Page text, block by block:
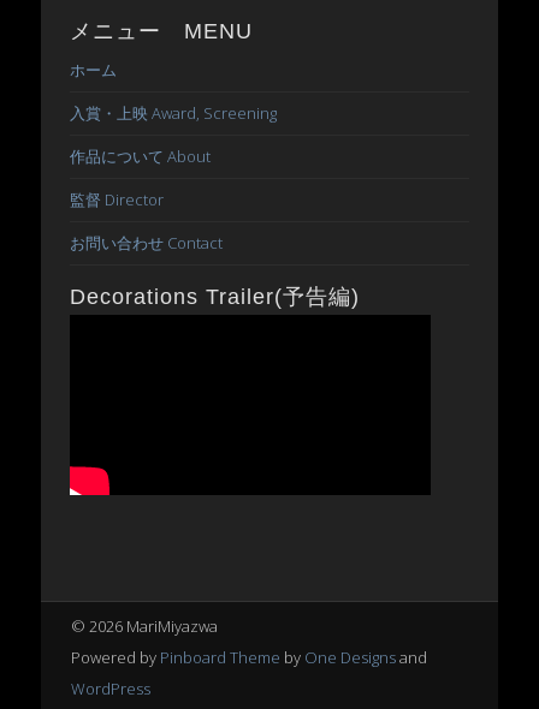
メニュー MENU
ホーム
入賞・上映 Award, Screening
作品について About
監督 Director
お問い合わせ Contact
Decorations Trailer(予告編)
© 2026 MariMiyazwa
Powered by Pinboard Theme by One Designsand
WordPress